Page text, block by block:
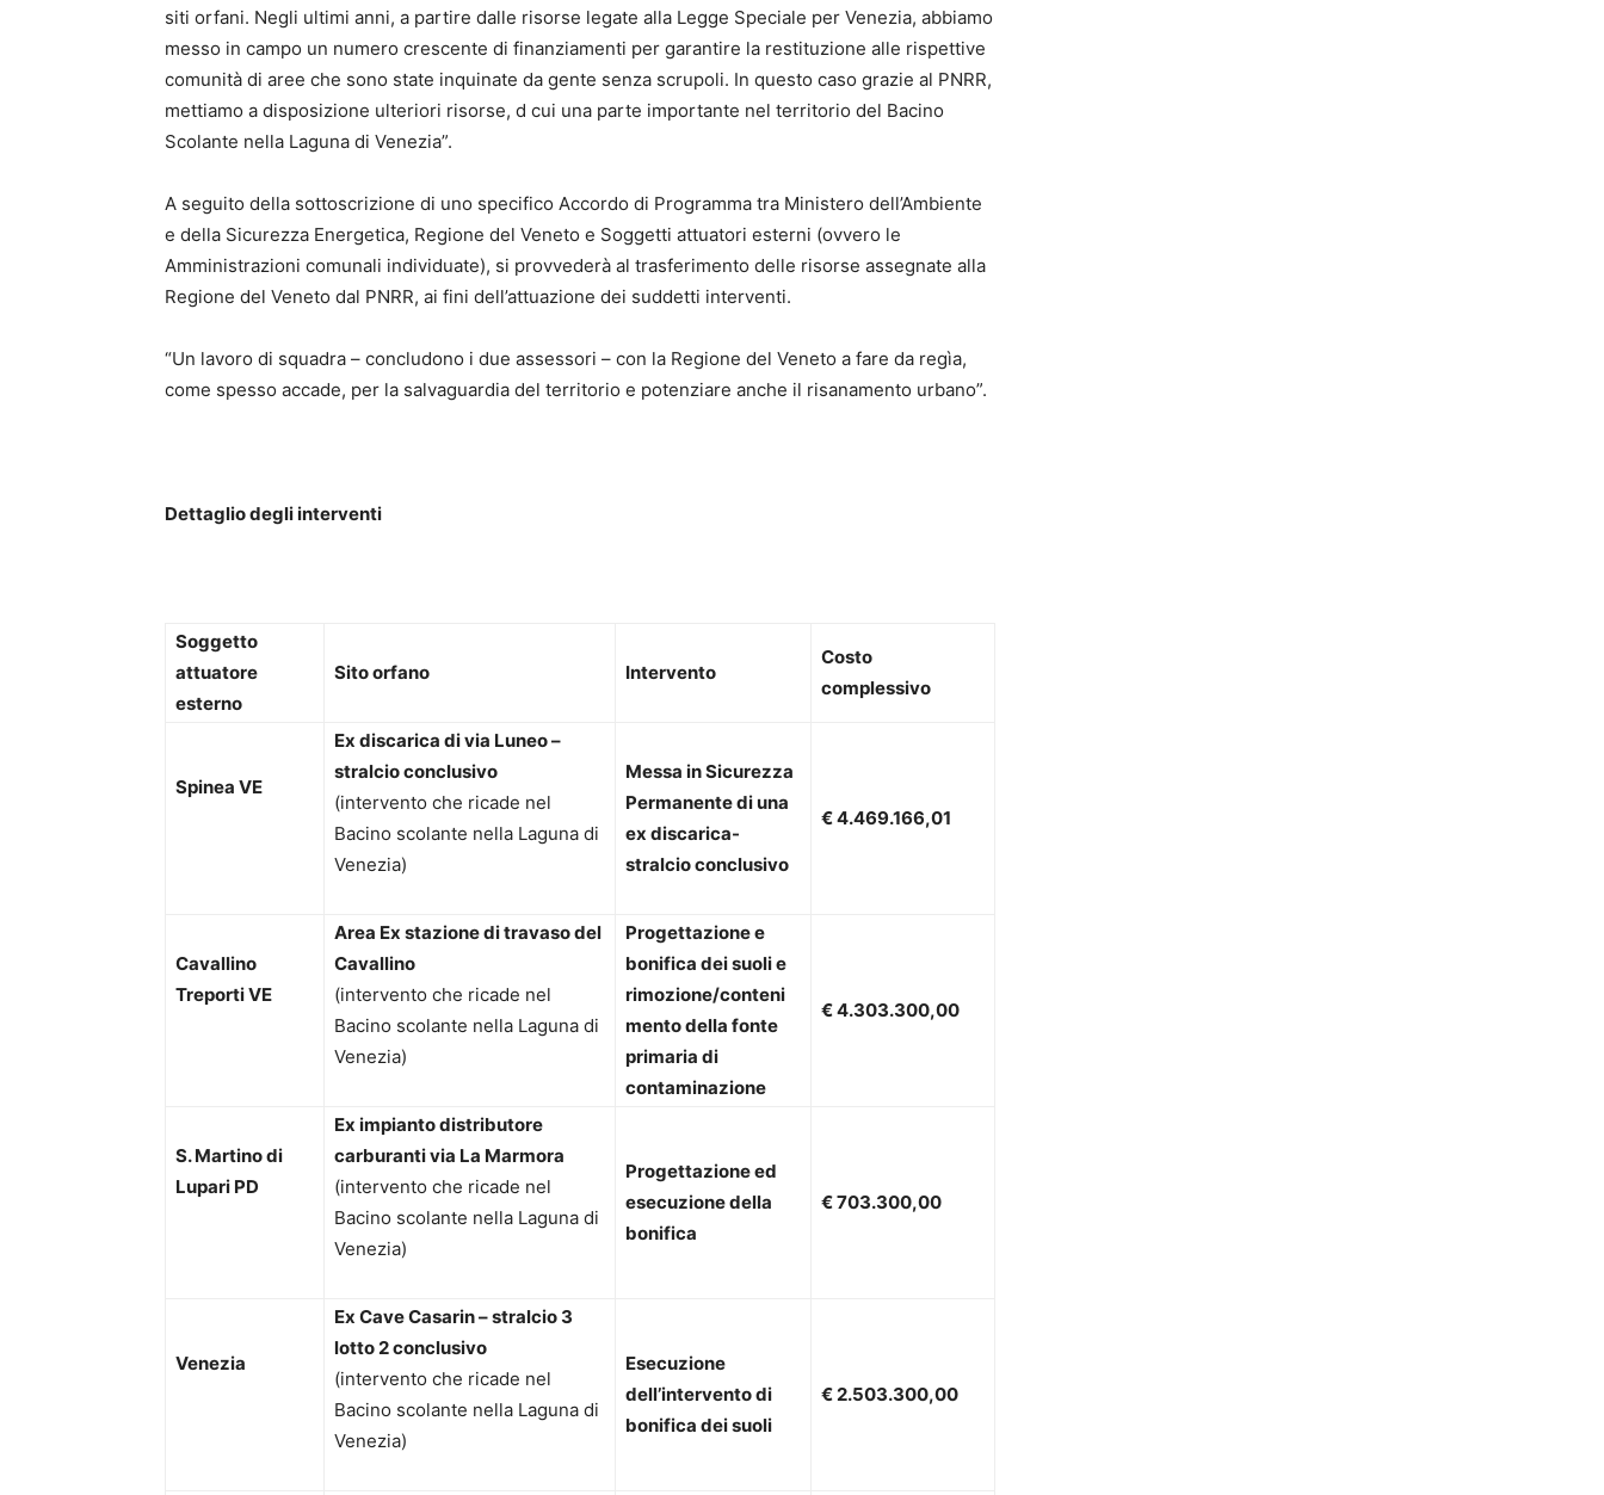
siti orfani. Negli ultimi anni, a partire dalle risorse legate alla Legge Speciale per Venezia, abbiamo
messo in campo un numero crescente di finanziamenti per garantire la restituzione alle rispettive
comunità di aree che sono state inquinate da gente senza scrupoli. In questo caso grazie al PNRR,
mettiamo a disposizione ulteriori risorse, d cui una parte importante nel territorio del Bacino
Scolante nella Laguna di Venezia”.
A seguito della sottoscrizione di uno specifico Accordo di Programma tra Ministero dell’Ambiente
e della Sicurezza Energetica, Regione del Veneto e Soggetti attuatori esterni (ovvero le
Amministrazioni comunali individuate), si provvederà al trasferimento delle risorse assegnate alla
Regione del Veneto dal PNRR, ai fini dell’attuazione dei suddetti interventi.
“Un lavoro di squadra – concludono i due assessori – con la Regione del Veneto a fare da regìa,
come spesso accade, per la salvaguardia del territorio e potenziare anche il risanamento urbano”.
Dettaglio degli interventi
Soggetto
attuatore
esterno
Sito orfano Intervento
Costo
complessivo
Spinea VE
Ex discarica di via Luneo –
stralcio conclusivo
(intervento che ricade nel
Bacino scolante nella Laguna di
Venezia)
Messa in Sicurezza
Permanente di una
ex discarica-
stralcio conclusivo
€ 4.469.166,01
Cavallino
Treporti VE
Area Ex stazione di travaso del
Cavallino
(intervento che ricade nel
Bacino scolante nella Laguna di
Venezia)
Progettazione e
bonifica dei suoli e
rimozione/conteni
mento della fonte
primaria di
contaminazione
€ 4.303.300,00
S. Martino di
Lupari PD
Ex impianto distributore
carburanti via La Marmora
(intervento che ricade nel
Bacino scolante nella Laguna di
Venezia)
Progettazione ed
esecuzione della
bonifica
€ 703.300,00
Venezia
Ex Cave Casarin – stralcio 3
lotto 2 conclusivo
(intervento che ricade nel
Bacino scolante nella Laguna di
Venezia)
Esecuzione
dell’intervento di
bonifica dei suoli
€ 2.503.300,00